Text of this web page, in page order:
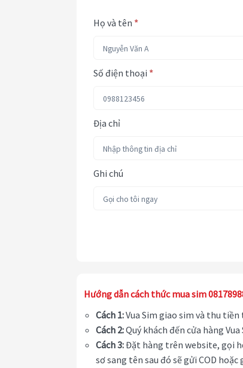
Họ và tên *
Số điện thoại *
Địa chỉ
Ghi chú
Hướng dẫn cách thức mua sim
Cách 1:Vua Sim giao sim và thu
Cách 2:Quý khách đến cửa hàng
Cách 3:Đặt hàng trên website, gọi
sơ sang tên sau đó sẽ gửi COD